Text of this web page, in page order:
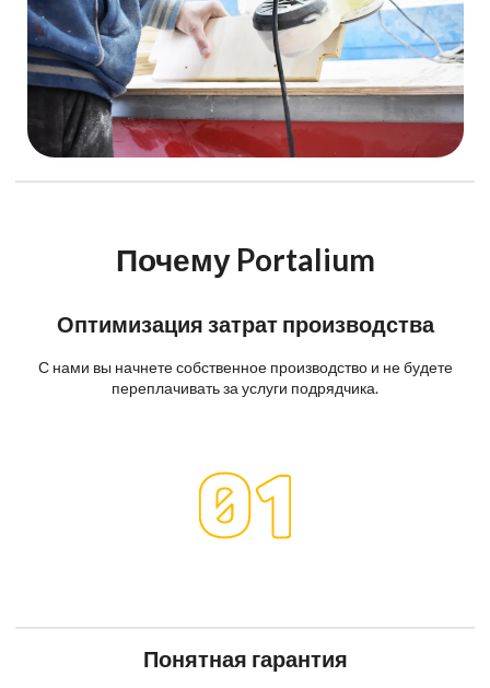
Почему Portalium
Оптимизация затрат производства
С нами вы начнете собственное производство и не будете
переплачивать за услуги подрядчика.
Понятная гарантия